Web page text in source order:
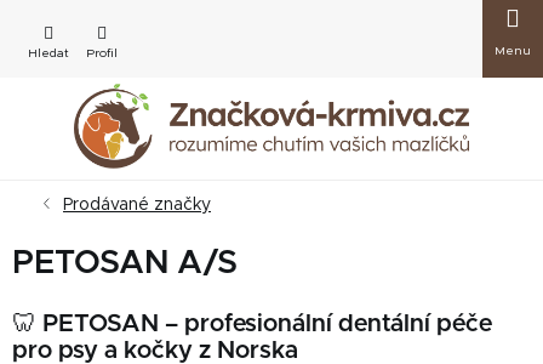
obsah
košík
Prodávané značky
PETOSAN A/S
🦷 PETOSAN – profesionální dentální péče
pro psy a kočky z Norska